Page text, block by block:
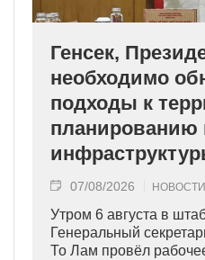
Генсек,
необходимо
подходы к
планированию
07/08/2026 НОВОСТИ
Утром 6 августа в
Генеральный
То Лам провёл